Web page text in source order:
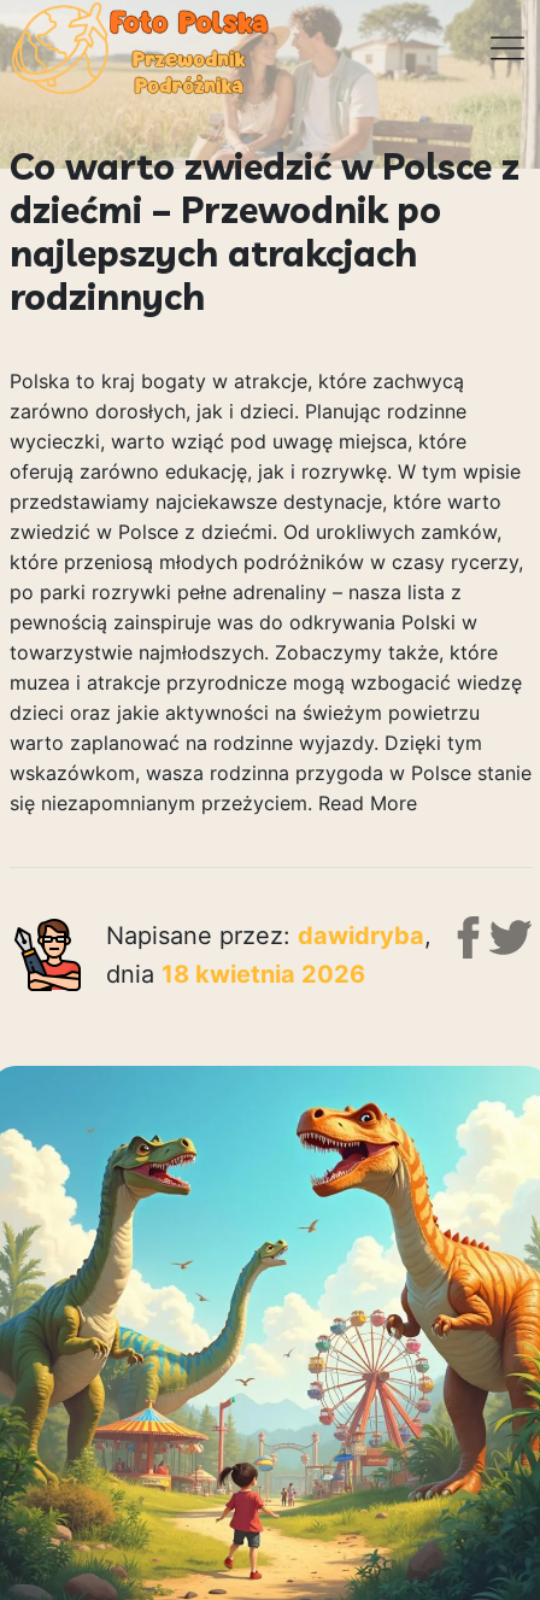
Co warto zwiedzić w Polsce z
dziećmi – Przewodnik po
najlepszych atrakcjach
rodzinnych
Polska to kraj bogaty w atrakcje, które zachwycą
zarówno dorosłych, jak i dzieci. Planując rodzinne
wycieczki, warto wziąć pod uwagę miejsca, które
oferują zarówno edukację, jak i rozrywkę. W tym wpisie
przedstawiamy najciekawsze destynacje, które warto
zwiedzić w Polsce z dziećmi. Od urokliwych zamków,
które przeniosą młodych podróżników w czasy rycerzy,
po parki rozrywki pełne adrenaliny – nasza lista z
pewnością zainspiruje was do odkrywania Polski w
towarzystwie najmłodszych. Zobaczymy także, które
muzea i atrakcje przyrodnicze mogą wzbogacić wiedzę
dzieci oraz jakie aktywności na świeżym powietrzu
warto zaplanować na rodzinne wyjazdy. Dzięki tym
wskazówkom, wasza rodzinna przygoda w Polsce stanie
się niezapomnianym przeżyciem. Read More
Napisane przez: dawidryba,
dnia 18 kwietnia 2026